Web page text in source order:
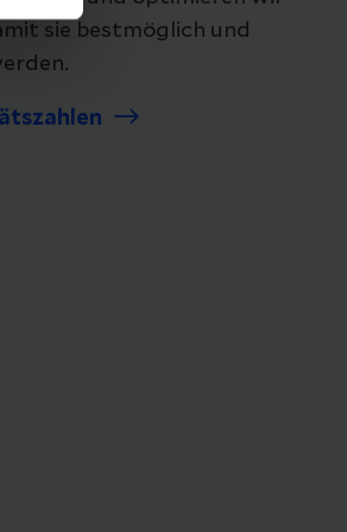
sie bestmöglich und